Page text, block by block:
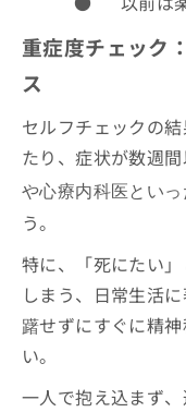
重症度チェック
ス
セルフチェックの
たり、症状が数週間
や心療内科医といっ
う。
特に、「死にたい
しまう、日常生活
躇せずにすぐに精
い。
一人で抱え込まず、